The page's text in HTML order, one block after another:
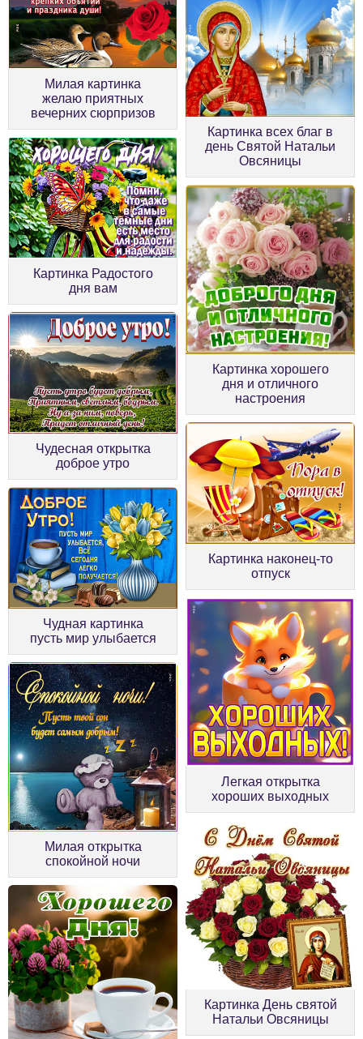
Милая картинка
желаю приятных
вечерних сюрпризов
Картинка всех благ в
день Святой Натальи
Овсяницы
Картинка Радостого
дня вам
Картинка хорошего
дня и отличного
настроения
Чудесная открытка
доброе утро
Картинка наконец-то
отпуск
Чудная картинка
пусть мир улыбается
Легкая открытка
хороших выходных
Милая открытка
спокойной ночи
Картинка День святой
Натальи Овсяницы